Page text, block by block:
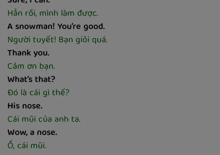
Hẳn rồi, mình làm được.
A snowman! You’re good.
Người tuyết! Bạn giỏi quá.
Thank you.
Cảm ơn bạn.
What’s that?
Đó là cái gì thế?
His nose.
Cái mũi của anh ta.
Wow, a nose.
Ồ, cái mũi.